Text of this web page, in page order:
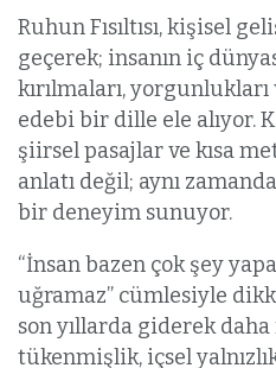
Ruhun Fısıltısı, kişisel
geçerek; insanın iç
kırılmaları,
edebi bir dille ele alıyor.
şiirsel pasajlar ve kısa
anlatı değil; aynı
bir deneyim sunuyor.
“İnsan bazen çok şey
uğramaz” cümlesiyle
son yıllarda giderek
tükenmişlik, içsel